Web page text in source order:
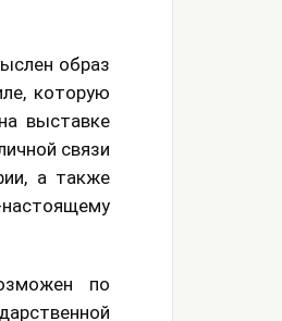
образ
которую
выставке
связи
а также
по